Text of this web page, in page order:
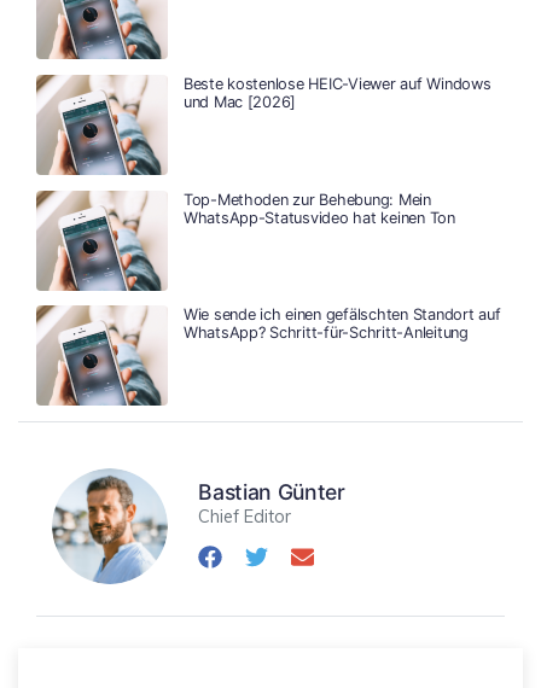
Beste kostenlose HEIC-Viewer auf Windows
und Mac [2026]
Top-Methoden zur Behebung: Mein
WhatsApp-Statusvideo hat keinen Ton
Wie sende ich einen gefälschten Standort auf
WhatsApp? Schritt-für-Schritt-Anleitung
Bastian Günter
Chief Editor